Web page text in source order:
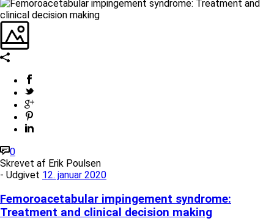
0
Skrevet af Erik Poulsen
- Udgivet 12. januar 2020
Femoroacetabular impingement syndrome:
Treatment and clinical decision making